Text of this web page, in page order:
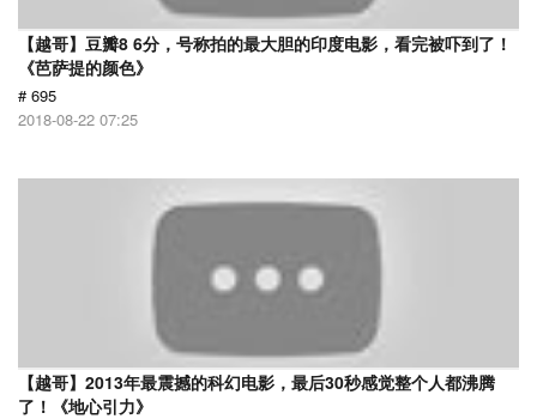
【越哥】豆瓣8 6分，号称拍的最大胆的印度电影，看完被吓到了！
《芭萨提的颜色》
# 695
2018-08-22 07:25
【越哥】2013年最震撼的科幻电影，最后30秒感觉整个人都沸腾
了！《地心引力》